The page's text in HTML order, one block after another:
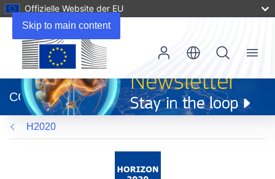
Skip to main content
Offizielle Website der EU
neuem
Fenster)
CORDIS
Menu
H2020